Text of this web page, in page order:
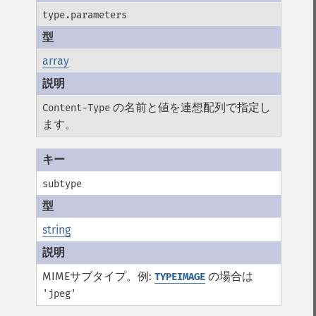
type.parameters
array
Content-Type の名前と値を連想配列で指定し
ます。
subtype
string
MIMEサブタイプ。例:TYPEIMAGE の場合は
'jpeg'